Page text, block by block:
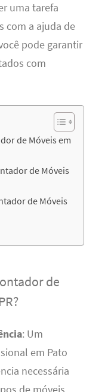
uma tarefa
com a ajuda de
pode garantir
com
de Móveis em
de Móveis
de Móveis
de
: Um
em Pato
necessária